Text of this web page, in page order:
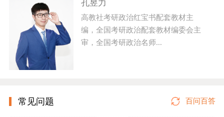
孔昱力
高教社考研政治红宝书配套教材主
编，全国考研政治配套教材编委会主
审，全国考研政治名师...
常见问题 百问百答